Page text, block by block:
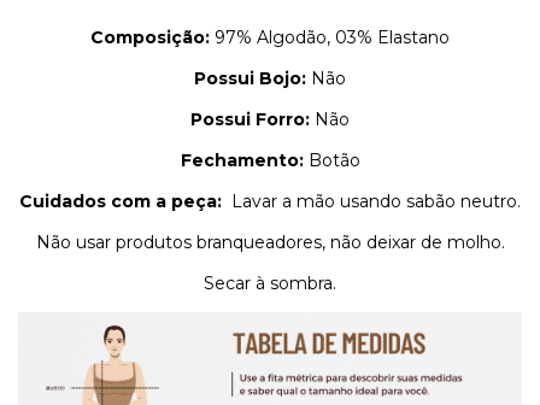
Composição: 97% Algodão, 03% Elastano
Possui Bojo: Não
Possui Forro: Não
Fechamento:Botão
Cuidados com a peça: Lavar a mão usando sabão neutro.
Não usar produtos branqueadores, não deixar de molho.
Secar à sombra.